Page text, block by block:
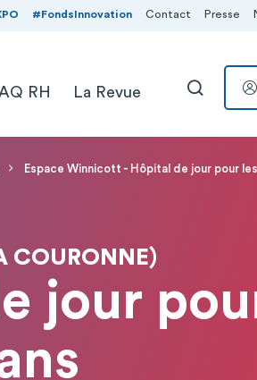
#FondsInnovation Contact Presse
RH La Revue
Espace Winnicott - Hôpital de jour pour
COURONNE)
jour